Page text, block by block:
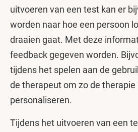
uitvoeren van een test kan er
worden naar hoe een persoon
draaien gaat. Met deze
feedback gegeven worden.
tijdens het spelen aan de
de therapeut om zo de therapie
personaliseren.
Tijdens het uitvoeren van een